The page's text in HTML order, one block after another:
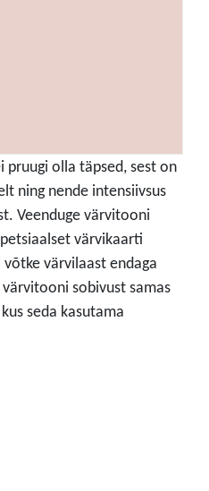
olla täpsed, sest on
ning nende intensiivsus
Veenduge värvitooni
värvikaarti
värvilaast endaga
sobivust samas
seda kasutama